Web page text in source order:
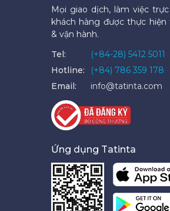
Mọi giao dịch, làm việc
khách hàng được thực
& vận hành.
Tel:
(+84-28) 5412 5011
Hotline:
(+84) 786 359 178
Email:
info@tatinta.com
Ứng dụng Tatinta